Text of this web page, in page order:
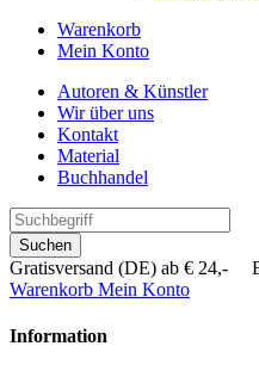
Warenkorb
Mein Konto
Autoren & Künstler
Wir über uns
Kontakt
Material
Buchhandel
Suchen
Gratisversand (DE) ab € 24,-
Warenkorb Mein Konto
Information